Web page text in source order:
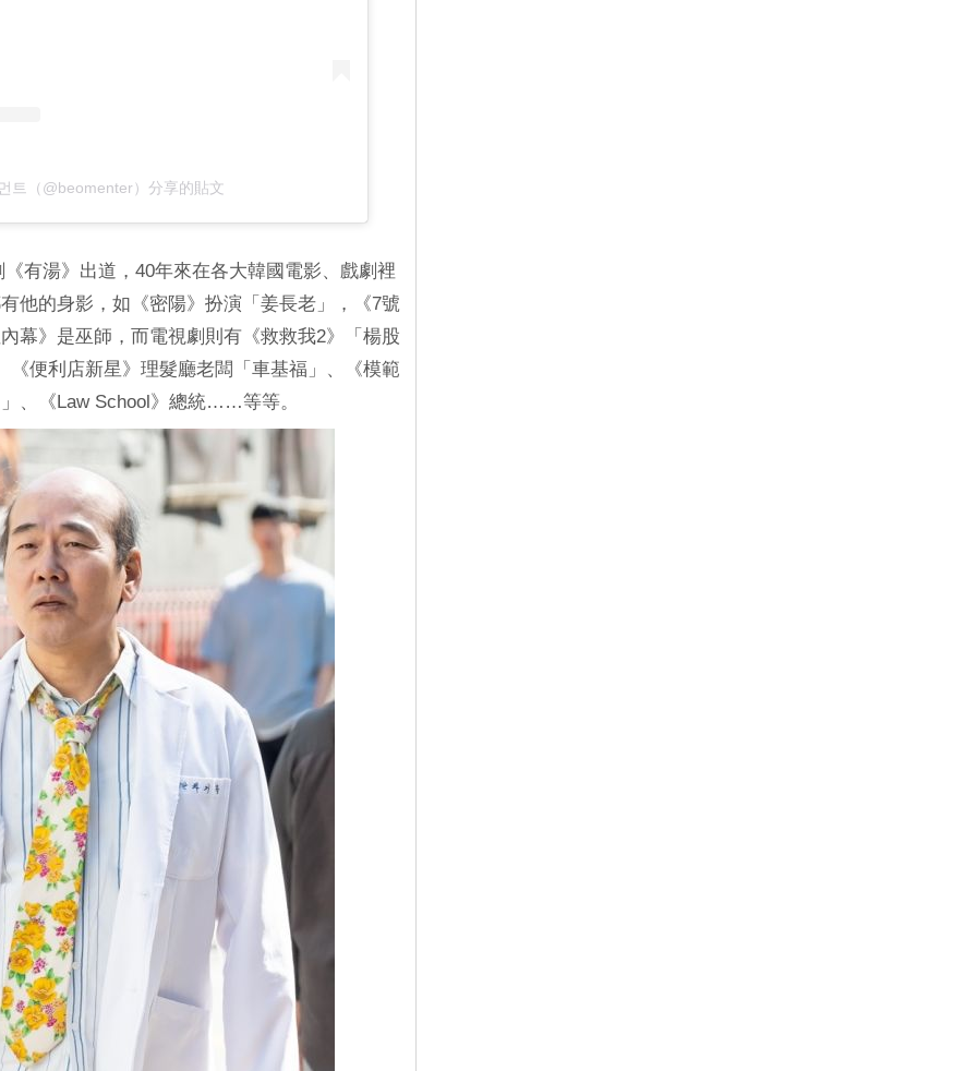
트（@beomenter）分享的貼文
有湯》出道，40年來在各大韓國電影、戲劇裡
他的身影，如《密陽》扮演「姜長老」，《7號
幕》是巫師，而電視劇則有《救救我2》「楊股
《便利店新星》理髮廳老闆「車基福」、《模範
、《Law School》總統……等等。